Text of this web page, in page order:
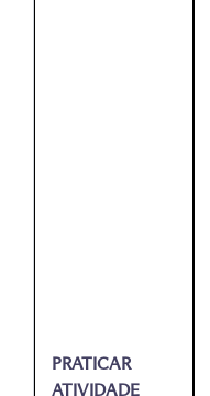
PRATICAR
ATIVIDADE